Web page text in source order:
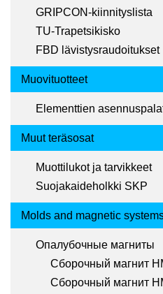
GRIPCON-kiinnityslista
TU-Trapetsikisko
FBD lävistysraudoitukset
Muovituotteet
Elementtien
Muut teräsosat
Muottilukot ja tarvikkeet
Suojakaideholkki SKP
Molds and magnetic
Опалубочные магниты
Сборочный магнит
Сборочный магнит